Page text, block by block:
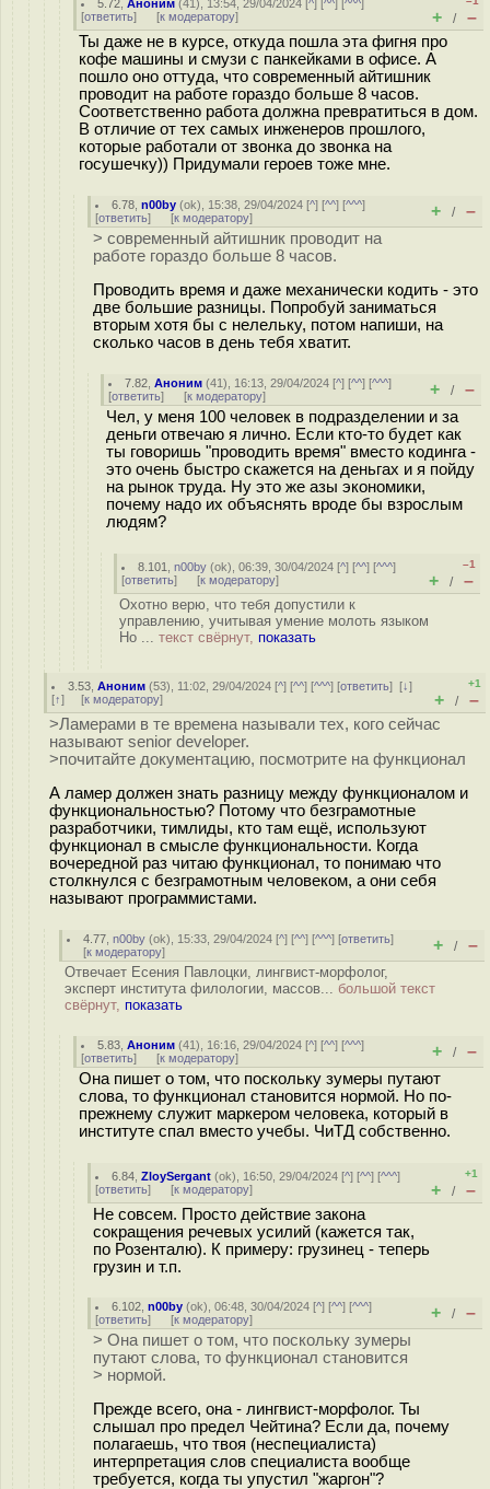
5.72 ,Аноним (41 ), 13:54, 29/04/2024 [^ ] [^^ ] [^^^
[ответить] [к модератору] + / –
Ты даже не в курсе, откуда пошла эта фигня про
кофе машины и смузи с панкейками в офисе. А
пошло оно оттуда, что современный айтишник
проводит на работе гораздо больше 8 часов.
Соответственно работа должна превратиться в дом.
В отличие от тех самых инженеров прошлого,
которые работали от звонка до звонка на
госушечку)) Придумали героев тоже мне.
6.78 ,n00by (ok), 15:38, 29/04/2024 [^] [^^] [^^^]
[ответить] [к модератору] + / –
> современный айтишник проводит на
работе гораздо больше 8 часов.
Проводить время и даже механически кодить - это
две большие разницы. Попробуй заниматься
вторым хотя бы с нелельку, потом напиши, на
сколько часов в день тебя хватит.
7.82 ,Аноним (41), 16:13, 29/04/2024 [^] [^^] [^^^]
[ответить] [к модератору] + / –
Чел, у меня 100 человек в подразделении и за
деньги отвечаю я лично. Если кто-то будет как
ты говоришь "проводить время" вместо кодинга -
это очень быстро скажется на деньгах и я пойду
на рынок труда. Ну это же азы экономики,
почему надо их объяснять вроде бы взрослым
людям?
8.101 ,n00by (ok), 06:39, 30/04/2024 [^] [^^] [^^^]
[ответить] [к модератору]
–1
+ / –
Охотно верю, что тебя допустили к
управлению, учитывая умение молоть языком
Но ... текст свёрнут, показать
3.53 ,Аноним (53), 11:02, 29/04/2024 [^] [^^] [^^^] [ответить][↓]
[↑] [к модератору]
+1
+ / –
>Ламерами в те времена называли тех, кого сейчас
называют senior developer.
>почитайте документацию, посмотрите на функционал
А ламер должен знать разницу между функционалом и
функциональностью? Потому что безграмотные
разработчики, тимлиды, кто там ещё, используют
функционал в смысле функциональности. Когда
вочередной раз читаю функционал, то понимаю что
столкнулся с безграмотным человеком, а они себя
называют программистами.
4.77 ,n00by (ok), 15:33, 29/04/2024 [^] [^^] [^^^] [ответить]
[к модератору] + / –
Отвечает Есения Павлоцки, лингвист-морфолог,
эксперт института филологии, массов... большой текст
свёрнут, показать
5.83 ,Аноним (41), 16:16, 29/04/2024 [^] [^^] [^^^]
[ответить] [к модератору] + / –
Она пишет о том, что поскольку зумеры путают
слова, то функционал становится нормой. Но по-
прежнему служит маркером человека, который в
институте спал вместо учебы. ЧиТД собственно.
6.84 ,ZloySergant (ok), 16:50, 29/04/2024 [^] [^^] [^^^]
[ответить] [к модератору]
+1
+ / –
Не совсем. Просто действие закона
сокращения речевых усилий (кажется так,
по Розенталю). К примеру: грузинец - теперь
грузин и т.п.
6.102 ,n00by (ok), 06:48, 30/04/2024 [^] [^^] [^^^]
[ответить] [к модератору] + / –
> Она пишет о том, что поскольку зумеры
путают слова, то функционал становится
> нормой.
Прежде всего, она - лингвист-морфолог. Ты
слышал про предел Чейтина? Если да, почему
полагаешь, что твоя (неспециалиста)
интерпретация слов специалиста вообще
требуется, когда ты упустил "жаргон"?